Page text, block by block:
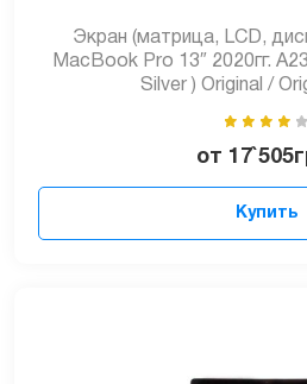
Экран (матрица, LCD,
MacBook Pro 13″ 2020гг.
Silver ) Original /
от 17`505
Купить